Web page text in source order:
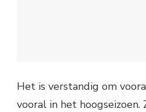
Het is verstandig om
vooral in het